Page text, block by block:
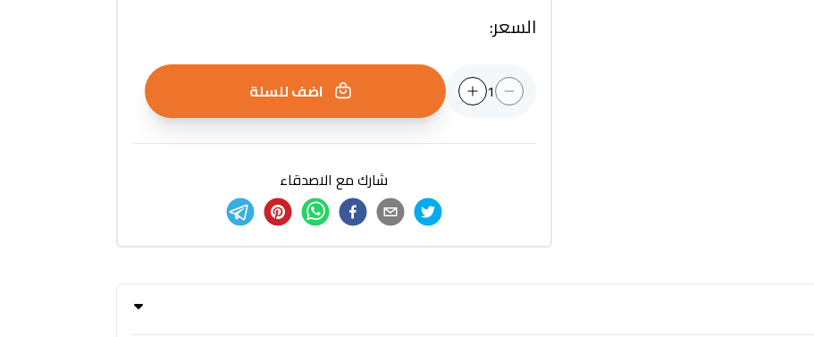
السعر:
1 اضف للسلة
شارك مع الاصدقاء